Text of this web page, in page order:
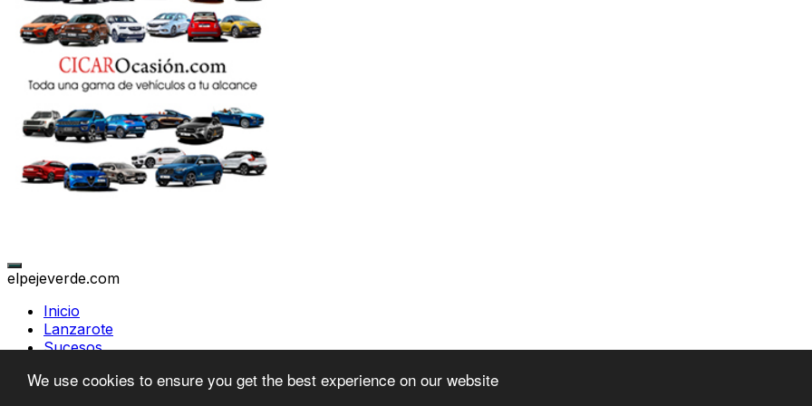
We use cookies to ensure you get the best experience on our website
elpejeverde.com
Inicio
Lanzarote
Sucesos
Política